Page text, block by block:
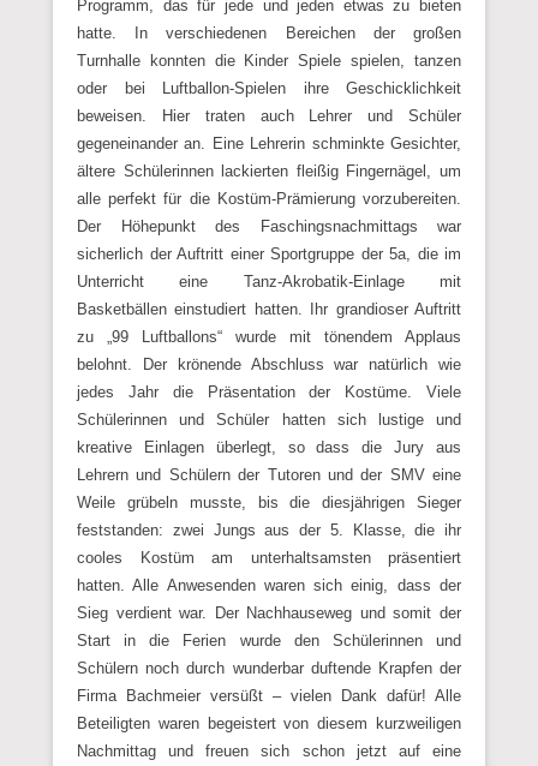
Programm, das für jede und jeden etwas zu bieten
hatte. In verschiedenen Bereichen der großen
Turnhalle konnten die Kinder Spiele spielen, tanzen
oder bei Luftballon-Spielen ihre Geschicklichkeit
beweisen. Hier traten auch Lehrer und Schüler
gegeneinander an. Eine Lehrerin schminkte Gesichter,
ältere Schülerinnen lackierten fleißig Fingernägel, um
alle perfekt für die Kostüm-Prämierung vorzubereiten.
Der Höhepunkt des Faschingsnachmittags war
sicherlich der Auftritt einer Sportgruppe der 5a, die im
Unterricht eine Tanz-Akrobatik-Einlage mit
Basketbällen einstudiert hatten. Ihr grandioser Auftritt
zu „99 Luftballons“ wurde mit tönendem Applaus
belohnt. Der krönende Abschluss war natürlich wie
jedes Jahr die Präsentation der Kostüme. Viele
Schülerinnen und Schüler hatten sich lustige und
kreative Einlagen überlegt, so dass die Jury aus
Lehrern und Schülern der Tutoren und der SMV eine
Weile grübeln musste, bis die diesjährigen Sieger
feststanden: zwei Jungs aus der 5. Klasse, die ihr
cooles Kostüm am unterhaltsamsten präsentiert
hatten. Alle Anwesenden waren sich einig, dass der
Sieg verdient war. Der Nachhauseweg und somit der
Start in die Ferien wurde den Schülerinnen und
Schülern noch durch wunderbar duftende Krapfen der
Firma Bachmeier versüßt – vielen Dank dafür! Alle
Beteiligten waren begeistert von diesem kurzweiligen
Nachmittag und freuen sich schon jetzt auf eine